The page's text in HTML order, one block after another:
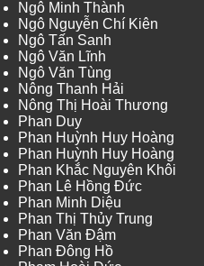
Ngô Minh Thành
Ngô Nguyễn Chí Kiên
Ngô Tấn Sanh
Ngô Văn Lĩnh
Ngô Văn Tùng
Nông Thanh Hải
Nông Thị Hoài Thương
Phan Duy
Phan Huỳnh Huy Hoàng
Phan Huỳnh Huy Hoàng
Phan Khắc Nguyên Khôi
Phan Lê Hồng Đức
Phan Minh Diệu
Phan Thị Thủy Trung
Phan Văn Đậm
Phan Đông Hồ